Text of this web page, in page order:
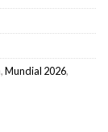
,Mundial 2026,